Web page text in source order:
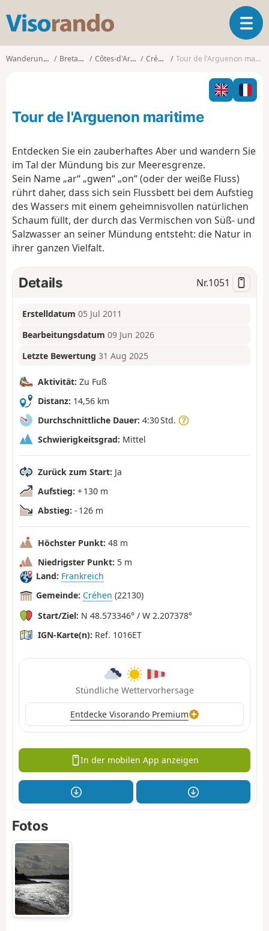
s
o
o
T
o
l
n
g
i
o
n
Wanderungen Bretagne Côtes-d'Armor Créhen Tour de l'Arguenon maritime
Tour de l'Arguenon maritime
Entdecken Sie ein zauberhaftes Aber und wandern Sie
im Tal der Mündung bis zur Meeresgrenze.
Sein Name „ar“ „gwen“ „on“ (oder der weiße Fluss)
rührt daher, dass sich sein Flussbett bei dem Aufstieg
des Wassers mit einem geheimnisvollen natürlichen
Schaum füllt, der durch das Vermischen von Süß- und
Salzwasser an seiner Mündung entsteht: die Natur in
ihrer ganzen Vielfalt.
Details Nr.1051
Erstelldatum 05 Jul 2011
Bearbeitungsdatum 09 Jun 2026
Letzte Bewertung 31 Aug 2025
Aktivität: Zu Fuß
Distanz: 14,56 km
Durchschnittliche Dauer: 4:30 Std.
Schwierigkeitsgrad: Mittel
Zurück zum Start: Ja
Aufstieg: + 130 m
Abstieg: - 126 m
Höchster Punkt: 48 m
Niedrigster Punkt: 5 m
Land: Frankreich
Gemeinde: Créhen (22130)
Start/Ziel: N 48.573346° / W 2.207378°
IGN-Karte(n): Ref. 1016ET
Stündliche Wettervorhersage
Entdecke Visorando Premium
In der mobilen App anzeigen
Fotos